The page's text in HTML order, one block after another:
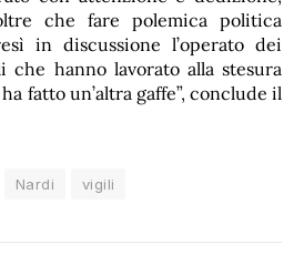
che fare polemica politica
in discussione l’operato dei
che hanno lavorato alla stesura
fatto un’altra gaffe”, conclude il
Nardi vigili